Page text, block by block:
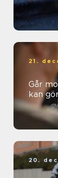
21.
Går
kan
20.